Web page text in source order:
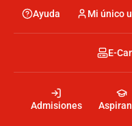
contenido
Menu
encabezado
Ayuda Mi único
encabezado
Admisiones
Menu
-
E-